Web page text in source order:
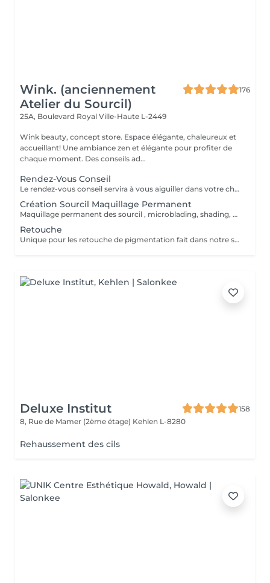
Wink. (anciennement
Atelier du Sourcil)
176
25A, Boulevard Royal Ville-Haute L-2449
Wink beauty, concept store. Espace élégante, chaleureux et
accueillant! Une ambiance zen et élégante pour profiter de
chaque moment. Des conseils ad...
Rendez-Vous Conseil
Le rendez-vous conseil servira à vous aiguiller dans votre choix, confirmer vos souhaits et vous accompagner dans cette démarche, notamment sur le maquillage permanent.
Création Sourcil Maquillage Permanent
Maquillage permanent des sourcil , microblading, shading, powder ou mixte . Avant de prendre cette prestation il est impératif de prendre un rdv conseil .
Retouche
Unique pour les retouche de pigmentation fait dans notre shop Wink. Pour les service exécuter dans un autre institut prendre un rdv conseille.
Deluxe Institut
158
8, Rue de Mamer (2ème étage) Kehlen L-8280
Rehaussement des cils